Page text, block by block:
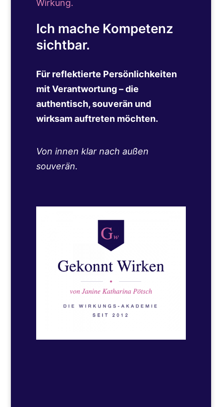
Wirkung.
Ich mache Kompetenz
sichtbar.
Für reflektierte Persönlichkeiten
mit Verantwortung – die
authentisch, souverän und
wirksam auftreten möchten.
Von innen klar nach außen
souverän.